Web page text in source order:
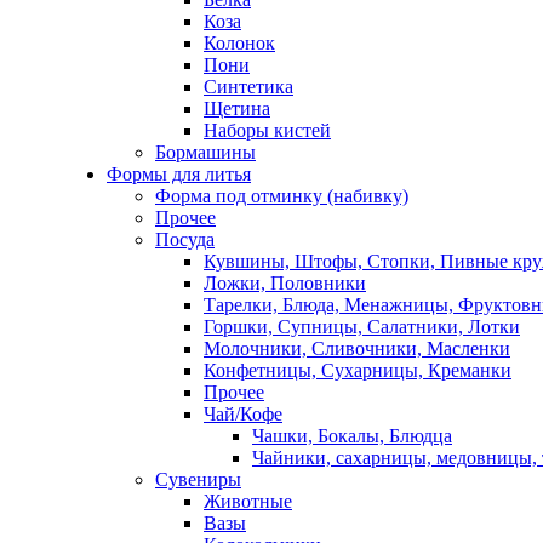
Коза
Колонок
Пони
Синтетика
Щетина
Наборы кистей
Бормашины
Формы для литья
Форма под отминку (набивку)
Прочее
Посуда
Кувшины, Штофы, Стопки, Пивные
Ложки, Половники
Тарелки, Блюда, Менажницы,
Горшки, Супницы, Салатники, Лотки
Молочники, Сливочники, Масленки
Конфетницы, Сухарницы, Креманки
Прочее
Чай/Кофе
Чашки, Бокалы, Блюдца
Чайники, сахарницы, медовницы,
Сувениры
Животные
Вазы